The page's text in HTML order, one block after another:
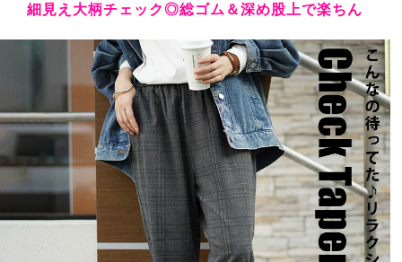
細見え大柄チェック◎総ゴム＆深め股上で楽ちん